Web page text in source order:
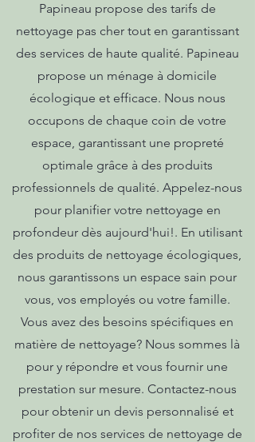
Papineau propose des tarifs de
nettoyage pas cher tout en garantissant
des services de haute qualité. Papineau
propose un ménage à domicile
écologique et efficace. Nous nous
occupons de chaque coin de votre
espace, garantissant une propreté
optimale grâce à des produits
professionnels de qualité. Appelez-nous
pour planifier votre nettoyage en
profondeur dès aujourd'hui!. En utilisant
des produits de nettoyage écologiques,
nous garantissons un espace sain pour
vous, vos employés ou votre famille.
Vous avez des besoins spécifiques en
matière de nettoyage? Nous sommes là
pour y répondre et vous fournir une
prestation sur mesure. Contactez-nous
pour obtenir un devis personnalisé et
profiter de nos services de nettoyage de